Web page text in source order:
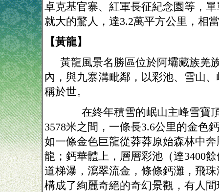
卓克基官寨、紅軍長征紀念園等，
就大的驚人，達3.2萬平方公里，相
【黃龍】
黃龍風景名勝區位於阿壩藏族羌
內，與九寨溝毗鄰，以彩池、雪山
稱於世。
在終年積雪的岷山主峰雪寶
3578米之間，一條長3.6公里的金色
如一條金色巨龍從莽莽原始森林中
龍；鈣華體上，層層彩池（達3400餘
道梯瀑，瀉翠流金，條條鈣灘，飛
構成了絢麗奇絕的奇幻景觀，有人